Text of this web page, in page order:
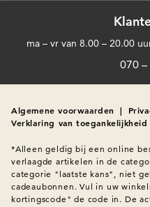
ma – vr van 8.00 – 20.00
070 –
Algemene voorwaarden |
Verklaring van toegankelijkheid
*Alleen geldig bij een online
verlaagde artikelen in de
categorie "laatste kans", niet
cadeaubonnen. Vul in uw
kortingscode" de code in. De